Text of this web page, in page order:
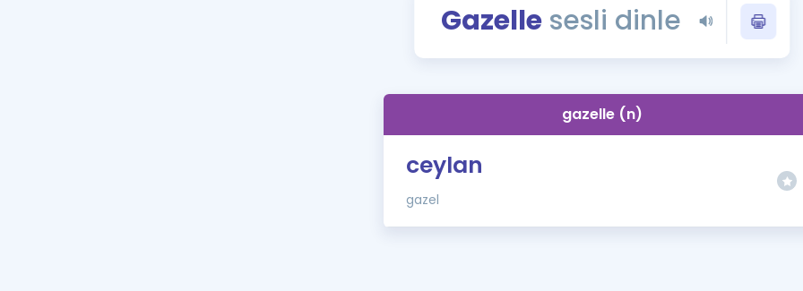
YDS - YÖKDİL
İngilizce Gramer
Gazelle sesli dinle
gazelle (n)
ceylan
gazel